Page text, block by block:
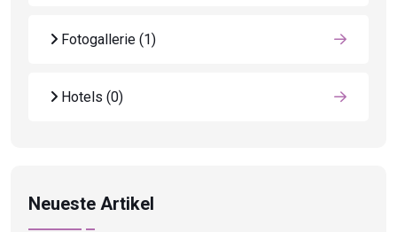
Fotogallerie (1)
Hotels (0)
Neueste Artikel